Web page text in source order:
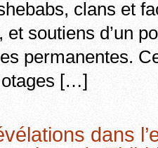
clans et
soutiens d’un
permanentes.
otages […]
dans